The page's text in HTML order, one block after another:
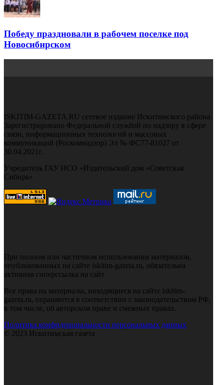
Победу праздновали в рабочем поселке под
Новосибирском
ISKITIM-GAZETA.RU сетевое издание Искитимского района.
Зарегистрировано Федеральной службой по надзору в сфере
связи, информационных технологий и массовых
коммуникаций (Роскомнадзор) Эл № ФС77-81027 от
30.04.2021г.
Учредитель ГАУ НСО «Издательский дом «Советская
Сибирь»
При полном или частичном использовании материалов,
опубликованных на сайте iskitim-gazeta.ru, обязательна
активная гиперссылка на сайт
Все права на материалы, находящиеся на сайте iskitim-
gazeta.ru, охраняются в соответствии с законодательством РФ,
в том числе, об авторском праве и смежных правах.
Политика конфиденциальности персональных данных
© 2023 Искитимская газета